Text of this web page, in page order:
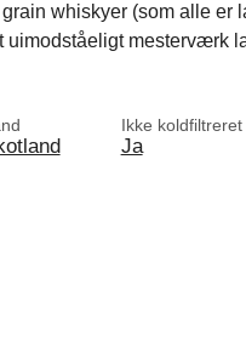
whiskyer (som alle er
mesterværk
Ikke koldfiltreret
Ja